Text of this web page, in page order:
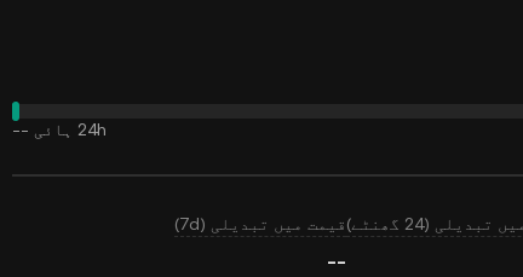
24h ہائی --
تبدیلی (24 گھنٹے) قیمت میں تبدیلی (7d)
--